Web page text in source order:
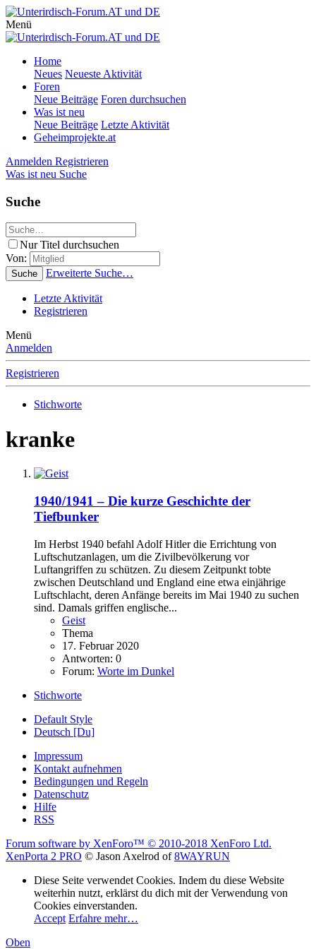
Menü
Home
Neues Neueste Aktivität
Foren
Neue Beiträge Foren durchsuchen
Was ist neu
Neue Beiträge Letzte Aktivität
Geheimprojekte.at
Anmelden Registrieren
Was ist neu Suche
Suche
Nur Titel durchsuchen
Von:
Suche Erweiterte Suche…
Letzte Aktivität
Registrieren
Menü
Anmelden
Registrieren
Stichworte
kranke
1940/1941 – Die kurze Geschichte der
Tiefbunker
Im Herbst 1940 befahl Adolf Hitler die Errichtung von
Luftschutzanlagen, um die Zivilbevölkerung vor
Luftangriffen zu schützen. Zu diesem Zeitpunkt tobte
zwischen Deutschland und England eine etwa einjährige
Luftschlacht, deren Anfänge bereits im Mai 1940 zu suchen
sind. Damals griffen englische...
Geist
Thema
17. Februar 2020
Antworten: 0
Forum: Worte im Dunkel
Stichworte
Default Style
Deutsch [Du]
Impressum
Kontakt aufnehmen
Bedingungen und Regeln
Datenschutz
Hilfe
RSS
Forum software by XenForo™ © 2010-2018 XenForo Ltd.
XenPorta 2 PRO © Jason Axelrod of8WAYRUN
Diese Seite verwendet Cookies. Indem du diese Website
weiterhin nutzt, erklärst du dich mit der Verwendung von
Cookies einverstanden.
Accept Erfahre mehr…
Oben